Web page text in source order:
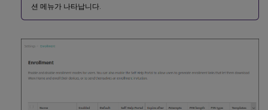
션 메뉴가 나타납니다.